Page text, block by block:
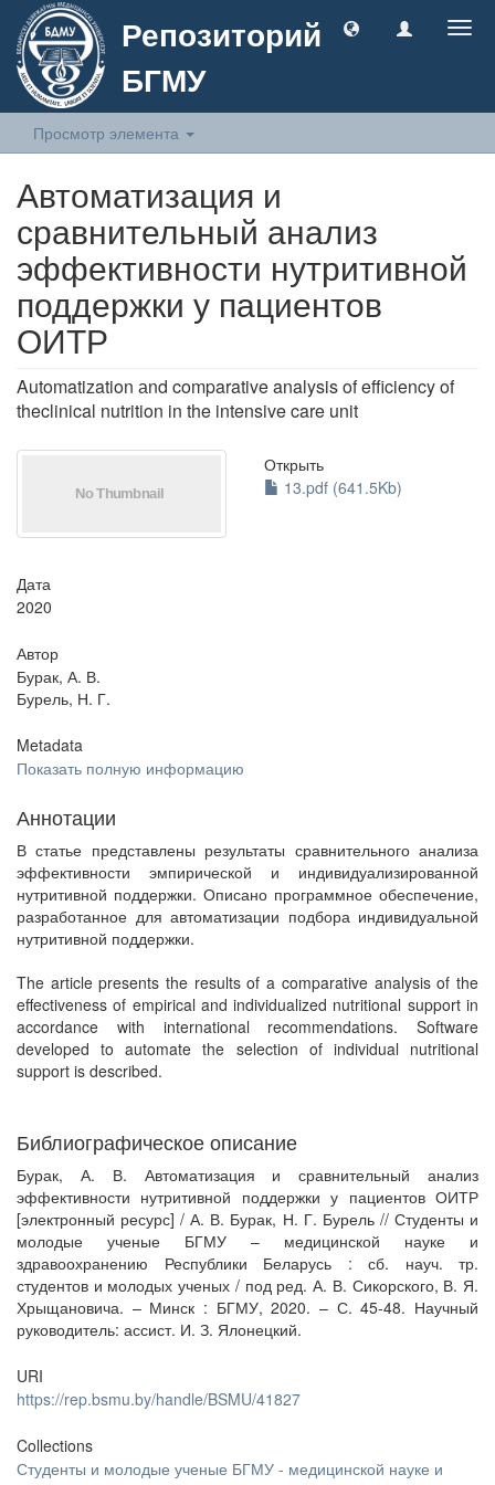
Репозиторий
БГМУ
Просмотр элемента
Автоматизация и
сравнительный анализ
эффективности нутритивной
поддержки у пациентов
ОИТР
Automatization аnd comparative analysis of efficiency of
theclinical nutrition in the intensive care unit
Открыть
13.pdf (641.5Kb)
Дата
2020
Автор
Бурак, А. В.
Бурель, Н. Г.
Metadata
Показать полную информацию
Аннотации
В статье представлены результаты сравнительного анализа
эффективности эмпирической и индивидуализированной
нутритивной поддержки. Описано программное обеспечение,
разработанное для автоматизации подбора индивидуальной
нутритивной поддержки.
The article presents the results of a comparative analysis of the
effectiveness of empirical and individualized nutritional support in
accordance with international recommendations. Software
developed to automate the selection of individual nutritional
support is described.
Библиографическое описание
Бурак, А. В. Автоматизация и сравнительный анализ
эффективности нутритивной поддержки у пациентов ОИТР
[электронный ресурс] / А. В. Бурак, Н. Г. Бурель // Студенты и
молодые ученые БГМУ – медицинской науке и
здравоохранению Республики Беларусь : сб. науч. тр.
студентов и молодых ученых / под ред. А. В. Сикорского, В. Я.
Хрыщановича. – Минск : БГМУ, 2020. – С. 45-48. Научный
руководитель: ассист. И. З. Ялонецкий.
URI
https://rep.bsmu.by/handle/BSMU/41827
Collections
Студенты и молодые ученые БГМУ - медицинской науке и